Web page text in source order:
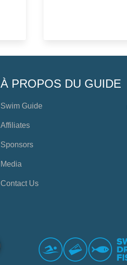
À PROPOS DU GUIDE
Swim Guide
Affiliates
Sponsors
Media
Contact Us